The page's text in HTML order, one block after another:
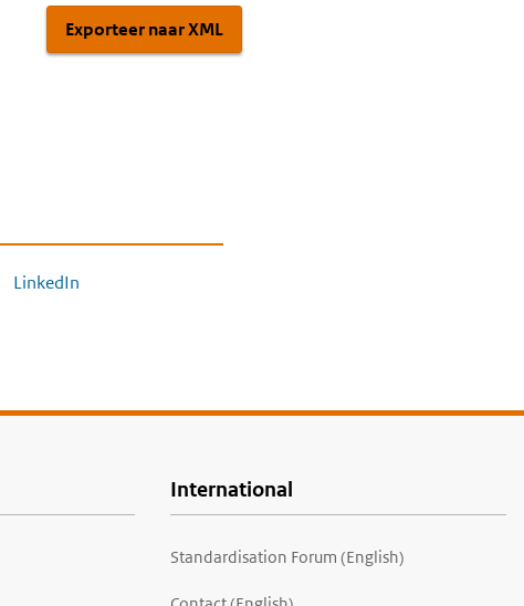
Exporteer naar XML
LinkedIn
International
Standardisation Forum (English)